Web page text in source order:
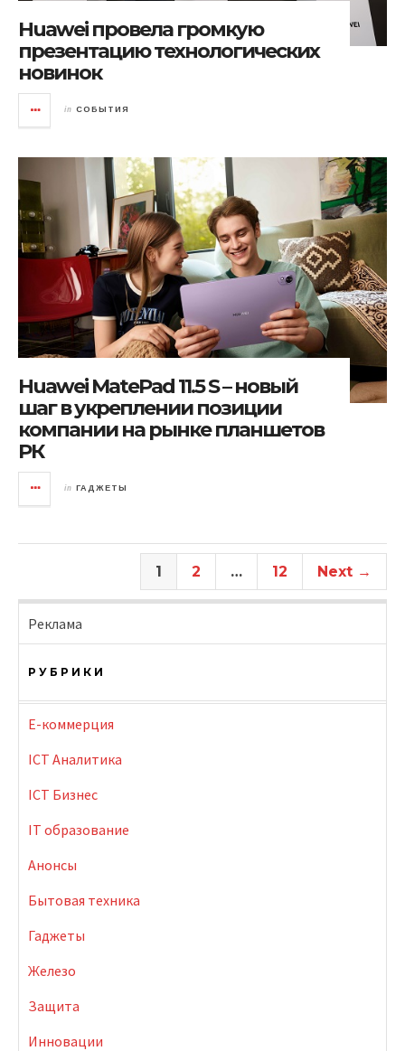
Huawei провела громкую
презентацию технологических
новинок
in СОБЫТИЯ
Huawei MatePad 11.5 S – новый
шаг в укреплении позиции
компании на рынке планшетов
РК
in ГАДЖЕТЫ
1 2 … 12 Next →
Реклама
РУБРИКИ
E-коммерция
ICT Аналитика
ICT Бизнес
IT образование
Анонсы
Бытовая техника
Гаджеты
Железо
Защита
Инновации